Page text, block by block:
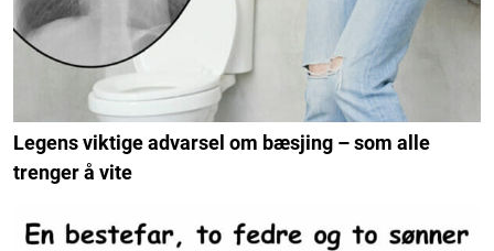
Legens viktige advarsel om bæsjing – som alle
trenger å vite